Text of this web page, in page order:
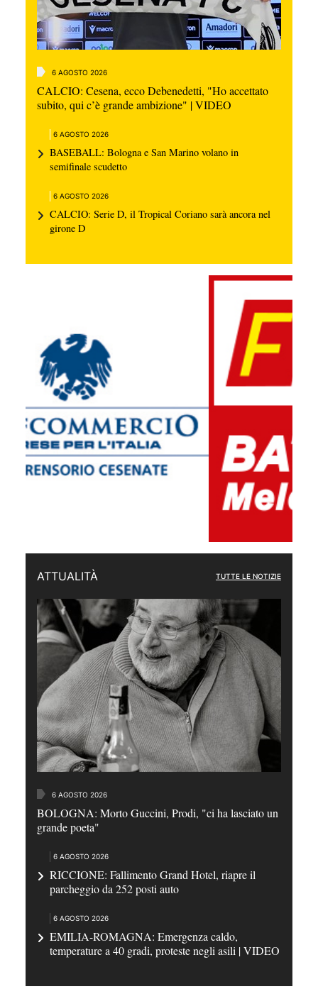
6 AGOSTO 2026
CALCIO: Cesena, ecco Debenedetti, "Ho accettato
subito, qui c’è grande ambizione" | VIDEO
6 AGOSTO 2026
BASEBALL: Bologna e San Marino volano in
semifinale scudetto
6 AGOSTO 2026
CALCIO: Serie D, il Tropical Coriano sarà ancora nel
girone D
ATTUALITÀ TUTTE LE NOTIZIE
6 AGOSTO 2026
BOLOGNA: Morto Guccini, Prodi, "ci ha lasciato un
grande poeta"
6 AGOSTO 2026
RICCIONE: Fallimento Grand Hotel, riapre il
parcheggio da 252 posti auto
6 AGOSTO 2026
EMILIA-ROMAGNA: Emergenza caldo,
temperature a 40 gradi, proteste negli asili | VIDEO